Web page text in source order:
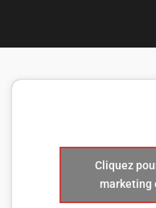
Cliquez
marketing